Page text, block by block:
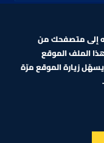
إلى متصفحك من
الملف الموقع
زيارة الموقع مرّة